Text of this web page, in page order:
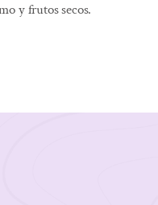
y frutos secos.